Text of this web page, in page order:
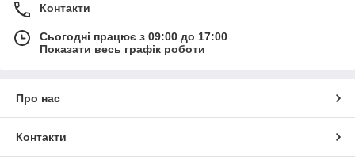
Контакти
Сьогодні працює з 09:00 до 17:00
Показати весь графік роботи
Про нас
Контакти